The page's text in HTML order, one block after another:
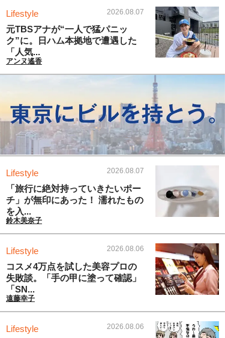
Lifestyle 2026.08.07
元TBSアナが“一人で猛パニッ
ク”に。日ハム本拠地で遭遇した
「人気...
アンヌ遙香
Lifestyle 2026.08.07
「旅行に絶対持っていきたいポー
チ」が無印にあった！ 濡れたもの
を入...
鈴木美奈子
Lifestyle 2026.08.06
コスメ4万点を試した美容プロの
失敗談。「手の甲に塗って確認」
「SN...
遠藤幸子
Lifestyle 2026.08.06